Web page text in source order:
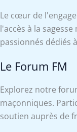
Le cœur de
l'accès à la
passionnés dédiés
Le Forum FM
Explorez notre
maçonniques.
soutien auprès de